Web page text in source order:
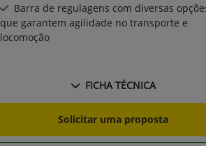
Barra de regulagens com diversas
que garantem agilidade no transporte e
locomoção
FICHA TÉCNICA
Solicitar uma proposta